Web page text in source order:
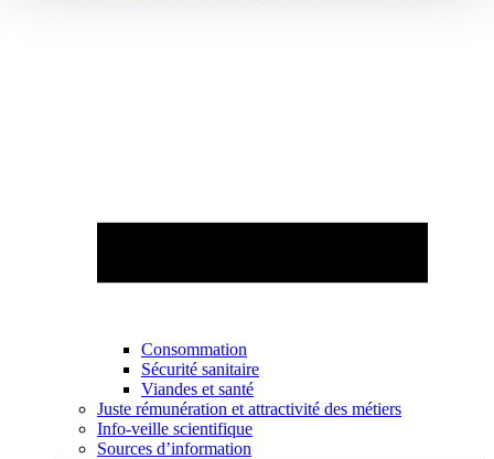
Consommation
Sécurité sanitaire
Viandes et santé
Juste rémunération et attractivité des métiers
Info-veille scientifique
Sources d’information